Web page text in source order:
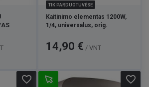
TIK PARDUOTUVĖSE
Kaitinimo elementas 1200W,
1/4, universalus, orig.
Kaina
14,90 € / VNT
favorite_border favorite_border